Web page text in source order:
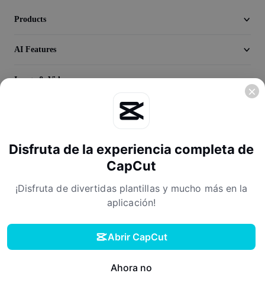
Products
AI Features
Image & Video
Privacy Policy Cookies Policy
Creator Terms of Service
Digital Services Act
Community Guidelines
Explorar más plantillas
Disfruta de la experiencia completa de
CapCut
¡Disfruta de divertidas plantillas y mucho más en la
aplicación!
Abrir CapCut
Ahora no